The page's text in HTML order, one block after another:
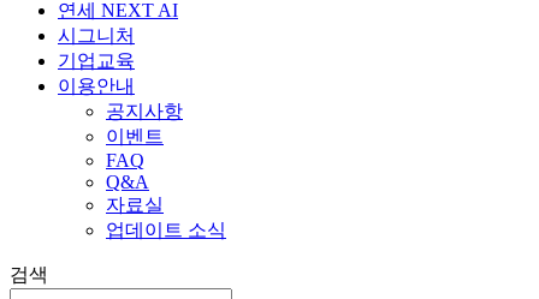
연세 NEXT AI
시그니처
기업교육
이용안내
공지사항
이벤트
FAQ
Q&A
자료실
업데이트 소식
검색